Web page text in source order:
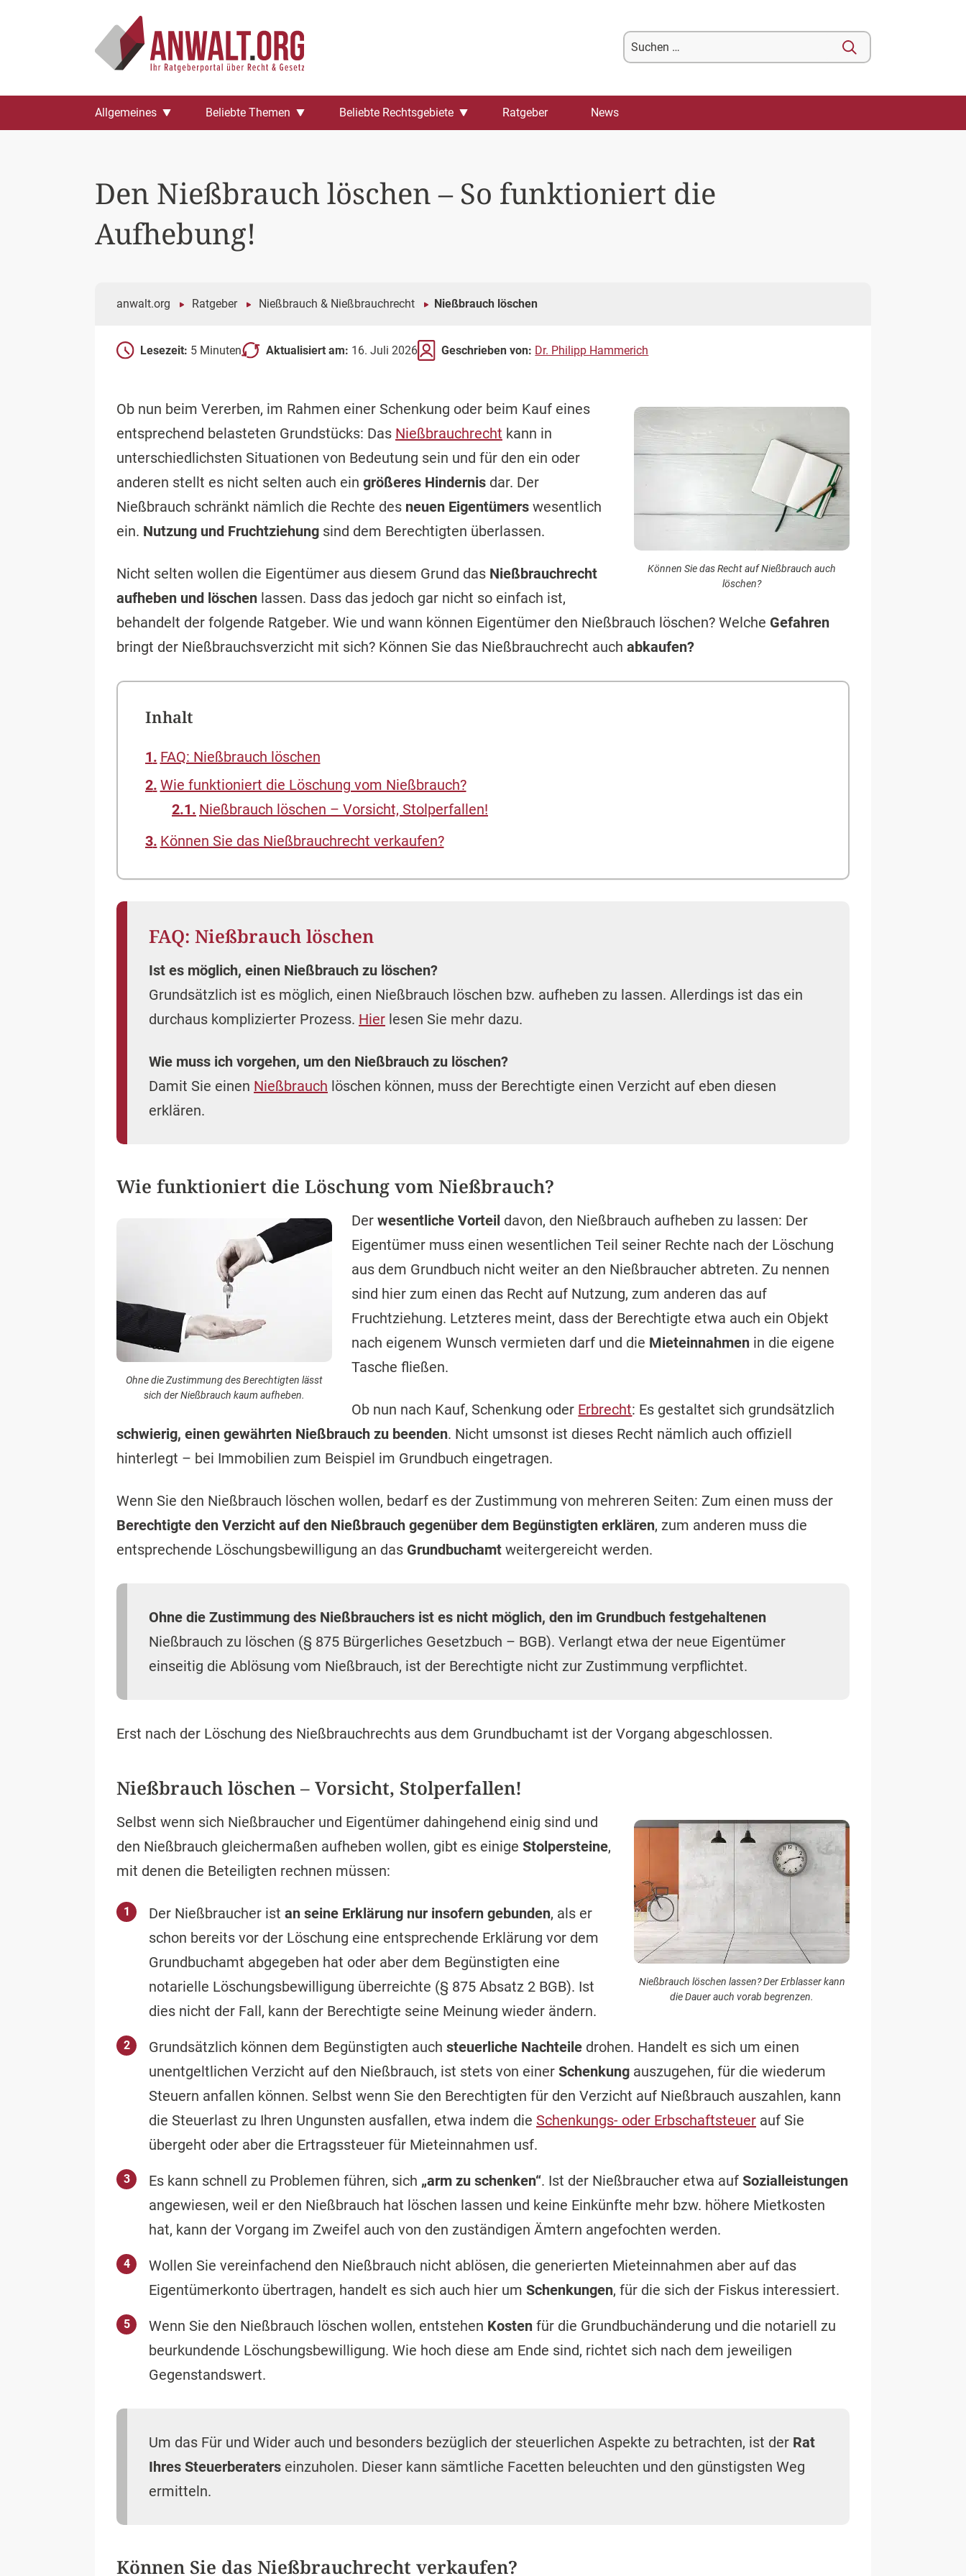
Suchen
nach:
springen
Allgemeines Beliebte Themen Beliebte Rechtsgebiete Ratgeber News
Den Nießbrauch löschen – So funktioniert die
Aufhebung!
anwalt.org Ratgeber Nießbrauch & Nießbrauchrecht Nießbrauch löschen
Lesezeit: 5 Minuten Aktualisiert am: 16. Juli 2026 Geschrieben von: Dr. Philipp Hammerich
Können Sie das Recht auf Nießbrauch auch
löschen?
Ob nun beim Vererben, im Rahmen einer Schenkung oder beim Kauf eines
entsprechend belasteten Grundstücks: Das Nießbrauchrecht kann in
unterschiedlichsten Situationen von Bedeutung sein und für den ein oder
anderen stellt es nicht selten auch ein größeres Hindernis dar. Der
Nießbrauch schränkt nämlich die Rechte des neuen Eigentümers wesentlich
ein. Nutzung und Fruchtziehung sind dem Berechtigten überlassen.
Nicht selten wollen die Eigentümer aus diesem Grund das Nießbrauchrecht
aufheben und löschen lassen. Dass das jedoch gar nicht so einfach ist,
behandelt der folgende Ratgeber. Wie und wann können Eigentümer den Nießbrauch löschen? Welche Gefahren
bringt der Nießbrauchsverzicht mit sich? Können Sie das Nießbrauchrecht auch abkaufen?
Inhalt
FAQ: Nießbrauch löschen
Wie funktioniert die Löschung vom Nießbrauch?
Nießbrauch löschen – Vorsicht, Stolperfallen!
Können Sie das Nießbrauchrecht verkaufen?
FAQ: Nießbrauch löschen
Ist es möglich, einen Nießbrauch zu löschen?
Grundsätzlich ist es möglich, einen Nießbrauch löschen bzw. aufheben zu lassen. Allerdings ist das ein
durchaus komplizierter Prozess. Hier lesen Sie mehr dazu.
Wie muss ich vorgehen, um den Nießbrauch zu löschen?
Damit Sie einen Nießbrauch löschen können, muss der Berechtigte einen Verzicht auf eben diesen
erklären.
Wie funktioniert die Löschung vom Nießbrauch?
Ohne die Zustimmung des Berechtigten lässt
sich der Nießbrauch kaum aufheben.
Der wesentliche Vorteil davon, den Nießbrauch aufheben zu lassen: Der
Eigentümer muss einen wesentlichen Teil seiner Rechte nach der Löschung
aus dem Grundbuch nicht weiter an den Nießbraucher abtreten. Zu nennen
sind hier zum einen das Recht auf Nutzung, zum anderen das auf
Fruchtziehung. Letzteres meint, dass der Berechtigte etwa auch ein Objekt
nach eigenem Wunsch vermieten darf und die Mieteinnahmen in die eigene
Tasche fließen.
Ob nun nach Kauf, Schenkung oder Erbrecht: Es gestaltet sich grundsätzlich
schwierig, einen gewährten Nießbrauch zu beenden. Nicht umsonst ist dieses Recht nämlich auch offiziell
hinterlegt – bei Immobilien zum Beispiel im Grundbuch eingetragen.
Wenn Sie den Nießbrauch löschen wollen, bedarf es der Zustimmung von mehreren Seiten: Zum einen muss der
Berechtigte den Verzicht auf den Nießbrauch gegenüber dem Begünstigten erklären, zum anderen muss die
entsprechende Löschungsbewilligung an das Grundbuchamt weitergereicht werden.
Ohne die Zustimmung des Nießbrauchers ist es nicht möglich, den im Grundbuch festgehaltenen
Nießbrauch zu löschen (§ 875 Bürgerliches Gesetzbuch – BGB). Verlangt etwa der neue Eigentümer
einseitig die Ablösung vom Nießbrauch, ist der Berechtigte nicht zur Zustimmung verpflichtet.
Erst nach der Löschung des Nießbrauchrechts aus dem Grundbuchamt ist der Vorgang abgeschlossen.
Nießbrauch löschen – Vorsicht, Stolperfallen!
Nießbrauch löschen lassen? Der Erblasser kann
die Dauer auch vorab begrenzen.
Selbst wenn sich Nießbraucher und Eigentümer dahingehend einig sind und
den Nießbrauch gleichermaßen aufheben wollen, gibt es einige Stolpersteine,
mit denen die Beteiligten rechnen müssen:
Der Nießbraucher ist an seine Erklärung nur insofern gebunden, als er
schon bereits vor der Löschung eine entsprechende Erklärung vor dem
Grundbuchamt abgegeben hat oder aber dem Begünstigten eine
notarielle Löschungsbewilligung überreichte (§ 875 Absatz 2 BGB). Ist
dies nicht der Fall, kann der Berechtigte seine Meinung wieder ändern.
Grundsätzlich können dem Begünstigten auch steuerliche Nachteile drohen. Handelt es sich um einen
unentgeltlichen Verzicht auf den Nießbrauch, ist stets von einer Schenkung auszugehen, für die wiederum
Steuern anfallen können. Selbst wenn Sie den Berechtigten für den Verzicht auf Nießbrauch auszahlen, kann
die Steuerlast zu Ihren Ungunsten ausfallen, etwa indem die Schenkungs- oder Erbschaftsteuer auf Sie
übergeht oder aber die Ertragssteuer für Mieteinnahmen usf.
Es kann schnell zu Problemen führen, sich „arm zu schenken“. Ist der Nießbraucher etwa auf Sozialleistungen
angewiesen, weil er den Nießbrauch hat löschen lassen und keine Einkünfte mehr bzw. höhere Mietkosten
hat, kann der Vorgang im Zweifel auch von den zuständigen Ämtern angefochten werden.
Wollen Sie vereinfachend den Nießbrauch nicht ablösen, die generierten Mieteinnahmen aber auf das
Eigentümerkonto übertragen, handelt es sich auch hier um Schenkungen, für die sich der Fiskus interessiert.
Wenn Sie den Nießbrauch löschen wollen, entstehen Kosten für die Grundbuchänderung und die notariell zu
beurkundende Löschungsbewilligung. Wie hoch diese am Ende sind, richtet sich nach dem jeweiligen
Gegenstandswert.
Um das Für und Wider auch und besonders bezüglich der steuerlichen Aspekte zu betrachten, ist der Rat
Ihres Steuerberaters einzuholen. Dieser kann sämtliche Facetten beleuchten und den günstigsten Weg
ermitteln.
Können Sie das Nießbrauchrecht verkaufen?